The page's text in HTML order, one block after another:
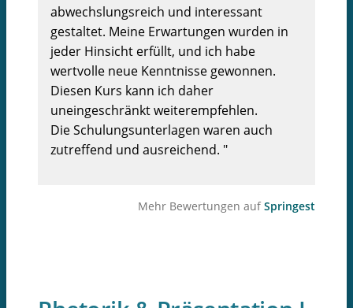
abwechslungsreich und interessant
gestaltet. Meine Erwartungen wurden in
jeder Hinsicht erfüllt, und ich habe
wertvolle neue Kenntnisse gewonnen.
Diesen Kurs kann ich daher
uneingeschränkt weiterempfehlen.
Die Schulungsunterlagen waren auch
zutreffend und ausreichend. "
Mehr Bewertungen aufSpringest